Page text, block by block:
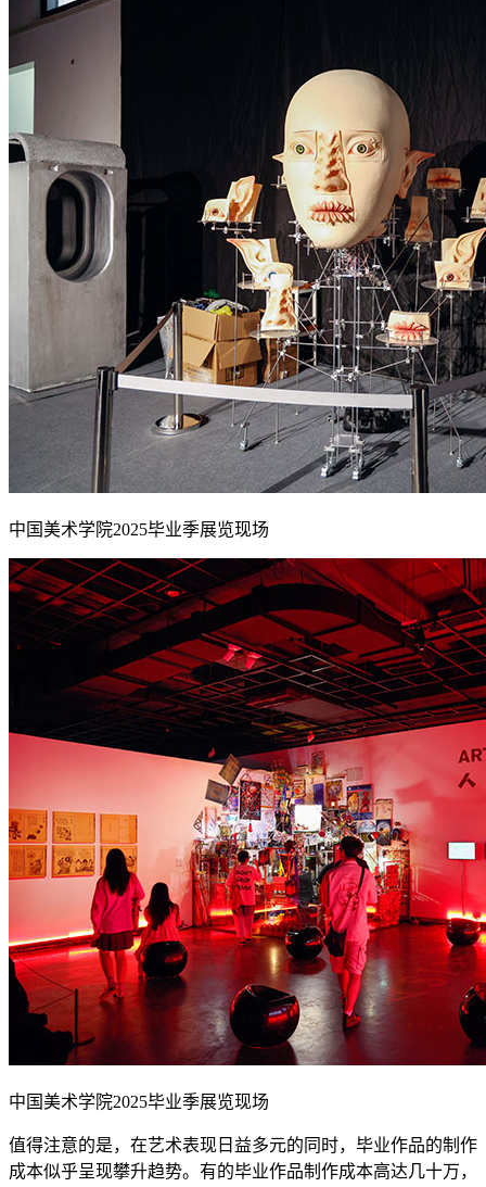
中国美术学院2025毕业季展览现场
中国美术学院2025毕业季展览现场
值得注意的是，在艺术表现日益多元的同时，毕业作品的制作
成本‌似乎呈现攀升趋势‌。有的毕业作品制作成本高达几十万，